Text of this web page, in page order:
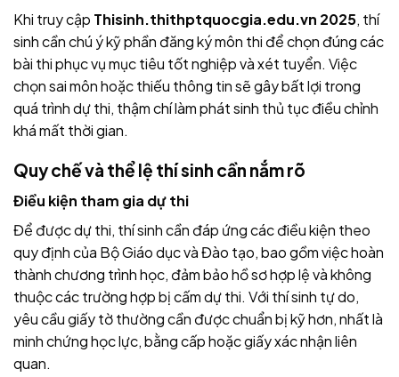
Khi truy cập Thisinh.thithptquocgia.edu.vn 2025, thí
sinh cần chú ý kỹ phần đăng ký môn thi để chọn đúng các
bài thi phục vụ mục tiêu tốt nghiệp và xét tuyển. Việc
chọn sai môn hoặc thiếu thông tin sẽ gây bất lợi trong
quá trình dự thi, thậm chí làm phát sinh thủ tục điều chỉnh
khá mất thời gian.
Quy chế và thể lệ thí sinh cần nắm rõ
Điều kiện tham gia dự thi
Để được dự thi, thí sinh cần đáp ứng các điều kiện theo
quy định của Bộ Giáo dục và Đào tạo, bao gồm việc hoàn
thành chương trình học, đảm bảo hồ sơ hợp lệ và không
thuộc các trường hợp bị cấm dự thi. Với thí sinh tự do,
yêu cầu giấy tờ thường cần được chuẩn bị kỹ hơn, nhất là
minh chứng học lực, bằng cấp hoặc giấy xác nhận liên
quan.